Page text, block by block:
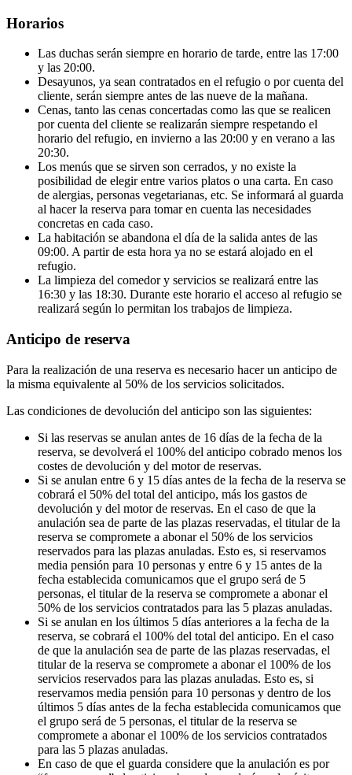
Horarios
Las duchas serán siempre en horario de tarde, entre las 17:00
y las 20:00.
Desayunos, ya sean contratados en el refugio o por cuenta del
cliente, serán siempre antes de las nueve de la mañana.
Cenas, tanto las cenas concertadas como las que se realicen
por cuenta del cliente se realizarán siempre respetando el
horario del refugio, en invierno a las 20:00 y en verano a las
20:30.
Los menús que se sirven son cerrados, y no existe la
posibilidad de elegir entre varios platos o una carta. En caso
de alergias, personas vegetarianas, etc. Se informará al guarda
al hacer la reserva para tomar en cuenta las necesidades
concretas en cada caso.
La habitación se abandona el día de la salida antes de las
09:00. A partir de esta hora ya no se estará alojado en el
refugio.
La limpieza del comedor y servicios se realizará entre las
16:30 y las 18:30. Durante este horario el acceso al refugio se
realizará según lo permitan los trabajos de limpieza.
Anticipo de reserva
Para la realización de una reserva es necesario hacer un anticipo de
la misma equivalente al 50% de los servicios solicitados.
Las condiciones de devolución del anticipo son las siguientes:
Si las reservas se anulan antes de 16 días de la fecha de la
reserva, se devolverá el 100% del anticipo cobrado menos los
costes de devolución y del motor de reservas.
Si se anulan entre 6 y 15 días antes de la fecha de la reserva se
cobrará el 50% del total del anticipo, más los gastos de
devolución y del motor de reservas. En el caso de que la
anulación sea de parte de las plazas reservadas, el titular de la
reserva se compromete a abonar el 50% de los servicios
reservados para las plazas anuladas. Esto es, si reservamos
media pensión para 10 personas y entre 6 y 15 antes de la
fecha establecida comunicamos que el grupo será de 5
personas, el titular de la reserva se compromete a abonar el
50% de los servicios contratados para las 5 plazas anuladas.
Si se anulan en los últimos 5 días anteriores a la fecha de la
reserva, se cobrará el 100% del total del anticipo. En el caso
de que la anulación sea de parte de las plazas reservadas, el
titular de la reserva se compromete a abonar el 100% de los
servicios reservados para las plazas anuladas. Esto es, si
reservamos media pensión para 10 personas y dentro de los
últimos 5 días antes de la fecha establecida comunicamos que
el grupo será de 5 personas, el titular de la reserva se
compromete a abonar el 100% de los servicios contratados
para las 5 plazas anuladas.
En caso de que el guarda considere que la anulación es por